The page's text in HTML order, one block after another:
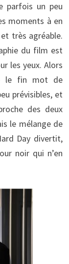
parfois un peu
moments à en
très agréable.
du film est
les yeux. Alors
le fin mot de
prévisibles, et
des deux
le mélange de
Day divertit,
noir qui n’en